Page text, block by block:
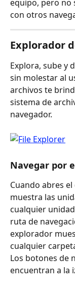
equipo, pero no
con otros
Explorador
Explora, sube y
sin molestar al
archivos te
sistema de
navegador.
Navegar por
Cuando abres
muestra las
cualquier
ruta de
explorador
cualquier
Los botones de
encuentran a la